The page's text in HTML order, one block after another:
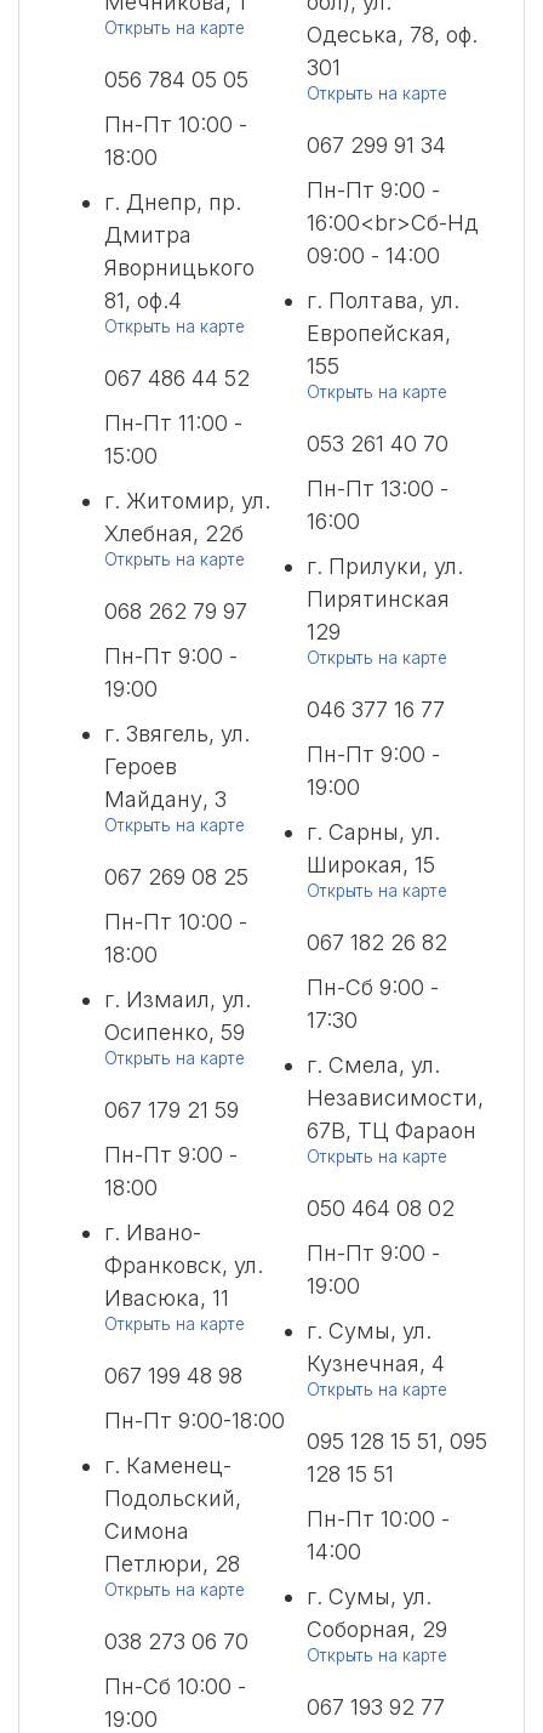
Открыть на карте
056 784 05 05
Пн-Пт 10:00 -
18:00
г. Днепр, пр.
Дмитра
Яворницького
81, оф.4
Открыть на карте
067 486 44 52
Пн-Пт 11:00 -
15:00
г. Житомир, ул.
Хлебная, 22б
Открыть на карте
068 262 79 97
Пн-Пт 9:00 -
19:00
г. Звягель, ул.
Героев
Майдану, 3
Открыть на карте
067 269 08 25
Пн-Пт 10:00 -
18:00
г. Измаил, ул.
Осипенко, 59
Открыть на карте
067 179 21 59
Пн-Пт 9:00 -
18:00
г. Ивано-
Франковск, ул.
Ивасюка, 11
Открыть на карте
067 199 48 98
Пн-Пт 9:00-18:00
г. Каменец-
Подольский,
Симона
Петлюри, 28
Открыть на карте
038 273 06 70
Пн-Сб 10:00 -
19:00
Одеська, 78, оф.
301
Открыть на карте
067 299 91 34
Пн-Пт 9:00 -
16:00<br>Сб-Нд
09:00 - 14:00
г. Полтава, ул.
Европейская,
155
Открыть на карте
053 261 40 70
Пн-Пт 13:00 -
16:00
г. Прилуки, ул.
Пирятинская
129
Открыть на карте
046 377 16 77
Пн-Пт 9:00 -
19:00
г. Сарны, ул.
Широкая, 15
Открыть на карте
067 182 26 82
Пн-Сб 9:00 -
17:30
г. Смела, ул.
Независимости,
67В, ТЦ Фараон
Открыть на карте
050 464 08 02
Пн-Пт 9:00 -
19:00
г. Сумы, ул.
Кузнечная, 4
Открыть на карте
095 128 15 51, 095
128 15 51
Пн-Пт 10:00 -
14:00
г. Сумы, ул.
Соборная, 29
Открыть на карте
067 193 92 77